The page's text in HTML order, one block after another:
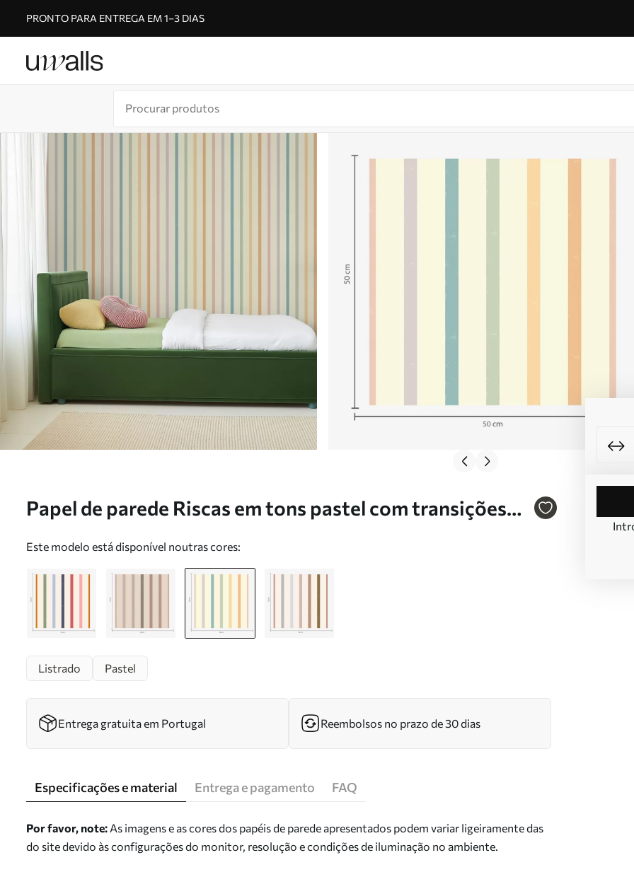
PRONTO PARA ENTREGA EM 1–3 DIAS
Papel de parede Riscas em tons pastel com transições
Este modelo está disponível noutras cores:
Listrado Pastel
Entrega gratuita em Portugal Reembolsos no prazo de 30 dias
Especificações e material Entrega e pagamento FAQ
Por favor, note: As imagens e as cores dos papéis de parede apresentados podem variar ligeiramente das
do site devido às configurações do monitor, resolução e condições de iluminação no ambiente.